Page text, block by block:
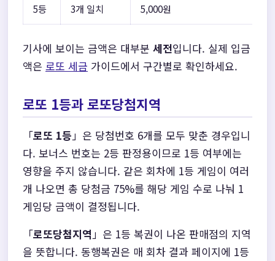
5등 3개 일치 5,000원
기사에 보이는 금액은 대부분 세전입니다. 실제 입금
액은 로또 세금 가이드에서 구간별로 확인하세요.
로또 1등과 로또당첨지역
「로또 1등」은 당첨번호 6개를 모두 맞춘 경우입니
다. 보너스 번호는 2등 판정용이므로 1등 여부에는
영향을 주지 않습니다. 같은 회차에 1등 게임이 여러
개 나오면 총 당첨금 75%를 해당 게임 수로 나눠 1
게임당 금액이 결정됩니다.
「로또당첨지역」은 1등 복권이 나온 판매점의 지역
을 뜻합니다. 동행복권은 매 회차 결과 페이지에 1등